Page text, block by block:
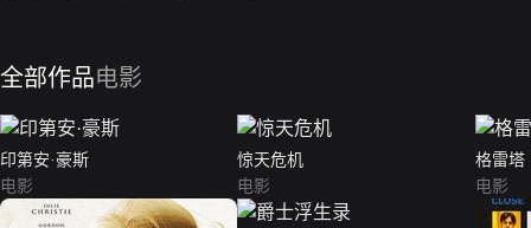
全部作品电影
印第安·豪斯
电影
惊天危机
电影
格雷塔
电影